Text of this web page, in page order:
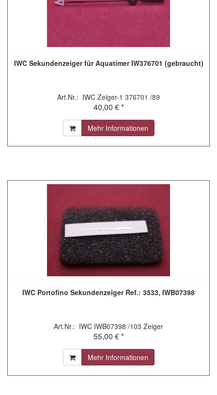
IWC Sekundenzeiger für Aquatimer IW376701 (gebraucht)
Art.Nr.: IWC Zeiger-1 376701 /89
40,00 € *
Mehr Informationen
IWC Portofino Sekundenzeiger Ref.: 3533, IWB07398
Art.Nr.: IWC IWB07398 /103 Zeiger
55,00 € *
Mehr Informationen